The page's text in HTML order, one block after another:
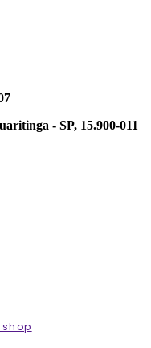
- SP, 15.900-011